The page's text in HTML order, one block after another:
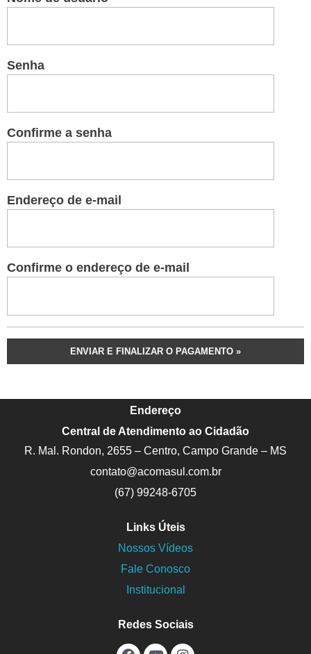
Senha
Confirme a senha
Endereço de e-mail
Confirme o endereço de e-mail
Endereço
Central de Atendimento ao Cidadão
R. Mal. Rondon, 2655 – Centro, Campo Grande – MS
contato@acomasul.com.br
(67) 99248-6705
Links Úteis
Nossos Vídeos
Fale Conosco
Institucional
Redes Sociais